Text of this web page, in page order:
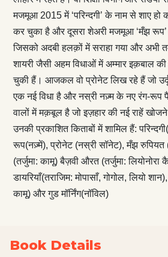
मजमूआ 2015 में ‘परिन्दगी’ के नाम से शाए
कर चुका है और दूसरा शेअरी मजमूआ ‘मँझ
जिसको अदबी हलक़ों में सराहा गया और
शायरी जैसी अहम विधाओं में अम्मार इक़बाल
चुकी हैं। आजकल वो प्रोनेट लिख रहे हैं जो
एक नई विधा है और नस्री नज़्म के नए रंग-रूप
वालों में मक़बूल है जो इज़हार की नई राहें
उनकी प्रकाशित किताबों में शामिल हैं:
रूप(नज़्में), प्रोनेट (नस्री सॉनेट), मँझ रुपियत
(तर्जुमा: कामू) बैज़वी औरत (तर्जुमा: लियोनोरा
डायरियाँ(तराजिम: मोपासाँ, गोगोल, लियो
कामू) और गुड मॉर्निंग(नॉविल)
Book Details